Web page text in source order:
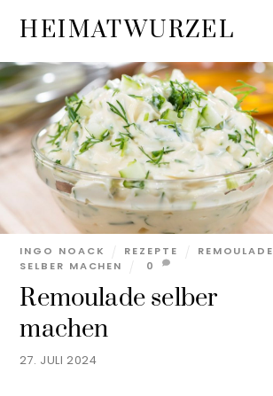
content
HEIMATWURZEL
27. JULI 2024
Remoulade selber
machen
INGO NOACK REZEPTE
REMOULADE
SELBER MACHEN
0